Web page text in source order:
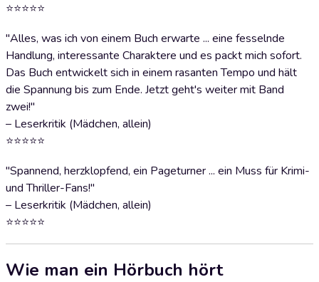
⭐⭐⭐⭐⭐
"Alles, was ich von einem Buch erwarte ... eine fesselnde
Handlung, interessante Charaktere und es packt mich sofort.
Das Buch entwickelt sich in einem rasanten Tempo und hält
die Spannung bis zum Ende. Jetzt geht's weiter mit Band
zwei!"
– Leserkritik (Mädchen, allein)
⭐⭐⭐⭐⭐
"Spannend, herzklopfend, ein Pageturner ... ein Muss für Krimi-
und Thriller-Fans!"
– Leserkritik (Mädchen, allein)
⭐⭐⭐⭐⭐
Wie man ein Hörbuch hört